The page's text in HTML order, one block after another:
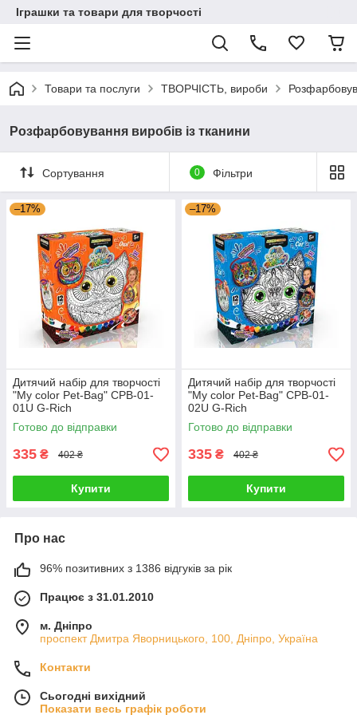
Іграшки та товари для творчості
Товари та послуги ТВОРЧІСТЬ, вироби
Розфарбовування виробів із тканини
Сортування 0 Фільтри
–17%
Дитячий набір для творчості
"My color Pet-Bag" CPB-01-
01U G-Rich
Готово до відправки
335 ₴ 402 ₴
Купити
–17%
Дитячий набір для творчості
"My color Pet-Bag" CPB-01-
02U G-Rich
Готово до відправки
335 ₴ 402 ₴
Купити
Про нас
96% позитивних з 1386 відгуків за рік
Працює з 31.01.2010
м. Дніпро
проспект Дмитра Яворницького, 100, Дніпро, Україна
Контакти
Сьогодні вихідний
Показати весь графік роботи